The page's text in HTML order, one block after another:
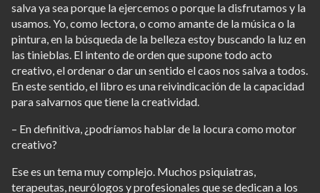
salva ya sea porque la ejercemos o porque la disfrutamos y la
usamos. Yo, como lectora, o como amante de la música o la
pintura, en la búsqueda de la belleza estoy buscando la luz en
las tinieblas. El intento de orden que supone todo acto
creativo, el ordenar o dar un sentido el caos nos salva a todos.
En este sentido, el libro es una reivindicación de la capacidad
para salvarnos que tiene la creatividad.
– En definitiva, ¿podríamos hablar de la locura como motor
creativo?
Ese es un tema muy complejo. Muchos psiquiatras,
terapeutas, neurólogos y profesionales que se dedican a los